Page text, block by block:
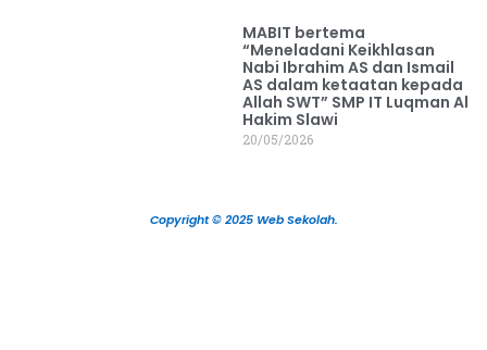
MABIT bertema
“Meneladani Keikhlasan
Nabi Ibrahim AS dan Ismail
AS dalam ketaatan kepada
Allah SWT” SMP IT Luqman Al
Hakim Slawi
20/05/2026
Copyright © 2025 Web Sekolah.